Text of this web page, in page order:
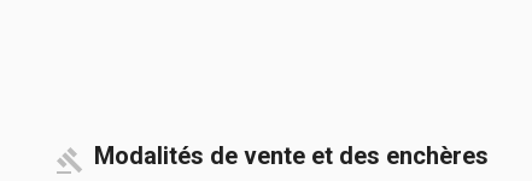
Modalités de vente et des enchères